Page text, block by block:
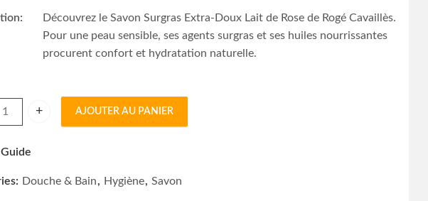
Découvrez le Savon Surgras Extra-Doux Lait de Rose de Rogé Cavaillès.
Pour une peau sensible, ses agents surgras et ses huiles nourrissantes
procurent confort et hydratation naturelle.
AJOUTER AU PANIER
Douche & Bain, Hygiène, Savon